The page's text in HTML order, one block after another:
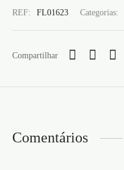
REF: FL01623 Categorias:
Compartilhar
Comentários